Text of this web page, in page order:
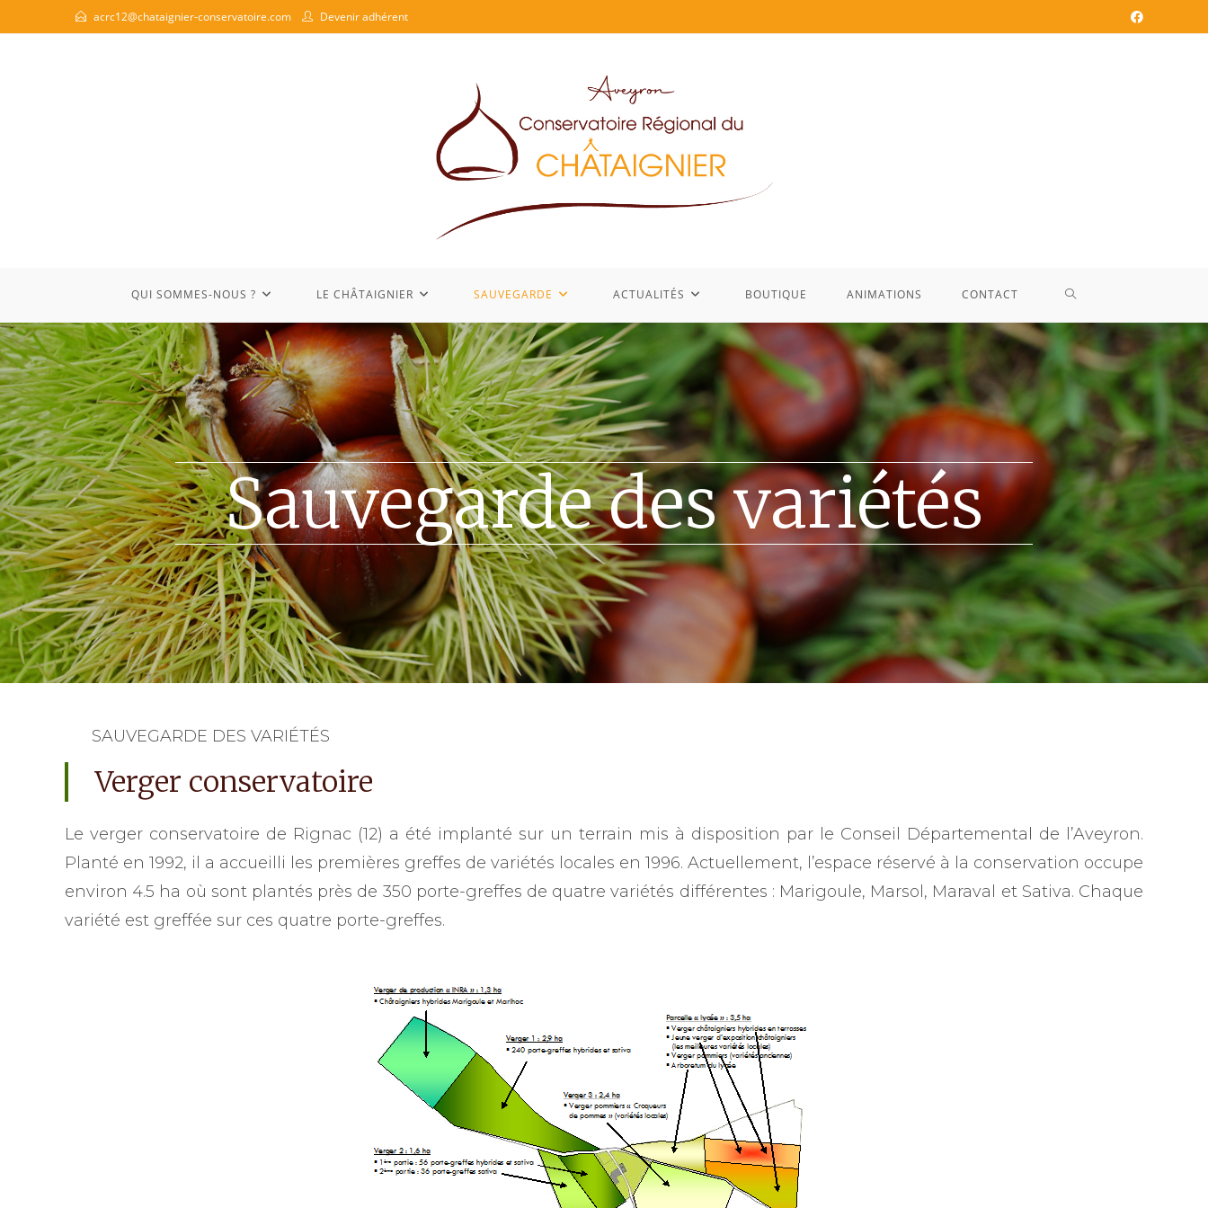
acrc12@chataignier-conservatoire.com Devenir adhérent
QUI SOMMES-NOUS ? LE CHÂTAIGNIER SAUVEGARDE ACTUALITÉS BOUTIQUE ANIMATIONS CONTACT
Sauvegarde des variétés
SAUVEGARDE DES VARIÉTÉS
Verger conservatoire
Le verger conservatoire de Rignac (12) a été implanté sur un terrain mis à disposition par le Conseil Départemental de l’Aveyron.
Planté en 1992, il a accueilli les premières greffes de variétés locales en 1996. Actuellement, l’espace réservé à la conservation occupe
environ 4.5 ha où sont plantés près de 350 porte-greffes de quatre variétés différentes : Marigoule, Marsol, Maraval et Sativa. Chaque
variété est greffée sur ces quatre porte-greffes.